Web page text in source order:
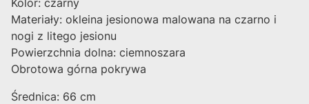
Kolor: czarny
Materiały: okleina jesionowa malowana na czarno i
nogi z litego jesionu
Powierzchnia dolna: ciemnoszara
Obrotowa górna pokrywa
Średnica: 66 cm